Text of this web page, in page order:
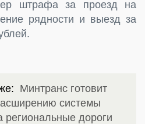
штрафа за проезд на
рядности и выезд за
Минтранс готовит
системы
региональные дороги